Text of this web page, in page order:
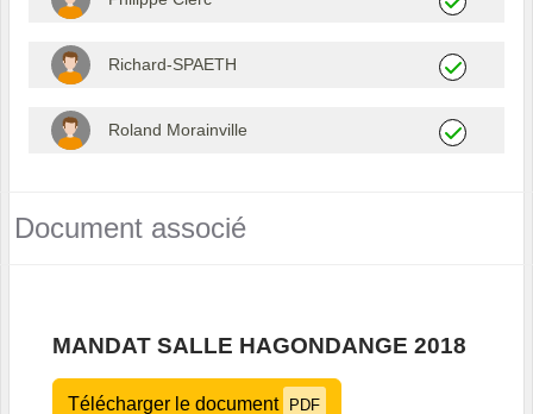
Richard-SPAETH
Roland Morainville
Document associé
MANDAT SALLE HAGONDANGE 2018
Télécharger le document PDF